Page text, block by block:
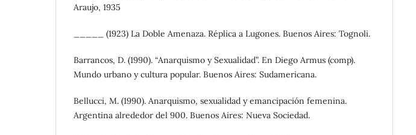
Araujo, 1935
_____ (1923) La Doble Amenaza. Réplica a Lugones. Buenos Aires: Tognoli.
Barrancos, D. (1990). “Anarquismo y Sexualidad”. En Diego Armus (comp).
Mundo urbano y cultura popular. Buenos Aires: Sudamericana.
Bellucci, M. (1990). Anarquismo, sexualidad y emancipación femenina.
Argentina alrededor del 900. Buenos Aires: Nueva Sociedad.